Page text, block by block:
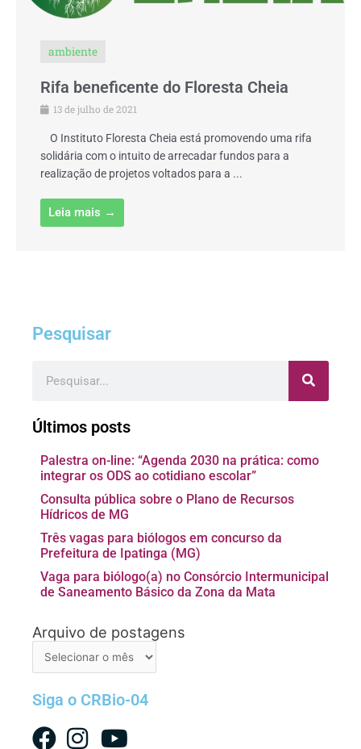
ambiente
Rifa beneficente do Floresta Cheia
13 de julho de 2021
O Instituto Floresta Cheia está promovendo uma rifa
solidária com o intuito de arrecadar fundos para a
realização de projetos voltados para a ...
Leia mais →
Pesquisar
Últimos posts
Palestra on-line: “Agenda 2030 na prática: como
integrar os ODS ao cotidiano escolar”
Consulta pública sobre o Plano de Recursos
Hídricos de MG
Três vagas para biólogos em concurso da
Prefeitura de Ipatinga (MG)
Vaga para biólogo(a) no Consórcio Intermunicipal
de Saneamento Básico da Zona da Mata
Arquivo de postagens
Arquivo
Siga o CRBio-04